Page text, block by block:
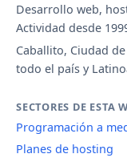
Desarrollo web,
Actividad desde
Caballito, Ciudad
todo el país y
SECTORES DE ESTA
Programación a
Planes de hosting